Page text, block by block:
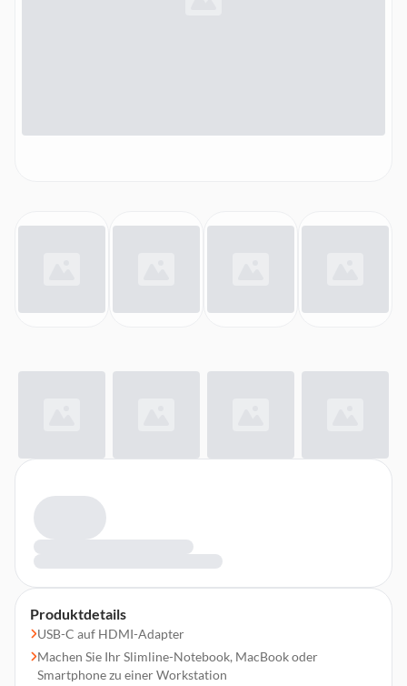
Produktdetails
USB-C auf HDMI-Adapter
Machen Sie Ihr Slimline-Notebook, MacBook oder
Smartphone zu einer Workstation